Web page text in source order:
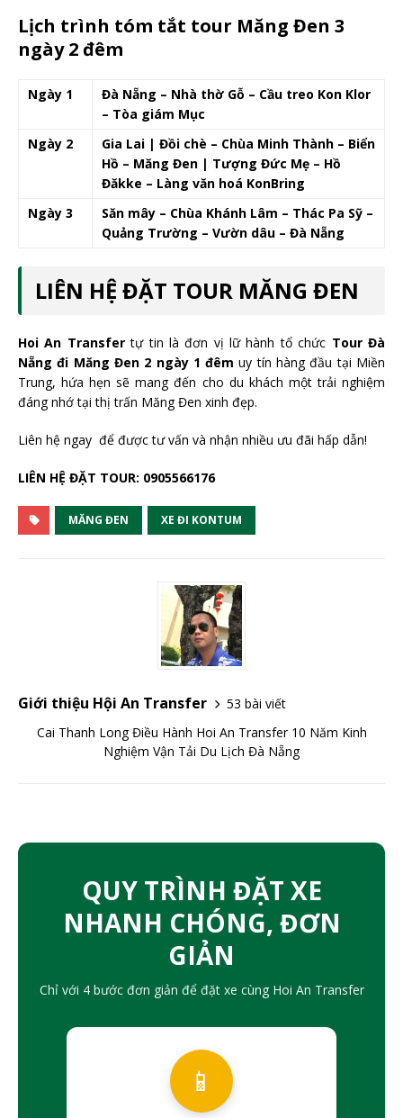
Lịch trình tóm tắt tour Măng Đen 3
ngày 2 đêm
Ngày 1
Đà Nẵng – Nhà thờ Gỗ – Cầu treo Kon Klor
– Tòa giám Mục
Ngày 2
Gia Lai | Đồi chè – Chùa Minh Thành – Biển
Hồ – Măng Đen | Tượng Đức Mẹ – Hồ
Đăkke – Làng văn hoá KonBring
Ngày 3
Săn mây – Chùa Khánh Lâm – Thác Pa Sỹ –
Quảng Trường – Vườn dâu – Đà Nẵng
LIÊN HỆ ĐẶT TOUR MĂNG ĐEN
Hoi An Transfertự tin là đơn vị lữ hành tổ chức Tour Đà
Nẵng đi Măng Đen 2 ngày 1 đêm uy tín hàng đầu tại Miền
Trung, hứa hẹn sẽ mang đến cho du khách một trải nghiệm
đáng nhớ tại thị trấn Măng Đen xinh đẹp.
Liên hệ ngay để được tư vấn và nhận nhiều ưu đãi hấp dẫn!
LIÊN HỆ ĐẶT TOUR: 0905566176
MĂNG ĐEN XE ĐI KONTUM
Giới thiệu Hội An Transfer
53 bài viết
Cai Thanh Long Điều Hành Hoi An Transfer 10 Năm Kinh
Nghiệm Vận Tải Du Lịch Đà Nẵng
QUY TRÌNH ĐẶT XE
NHANH CHÓNG, ĐƠN
GIẢN
Chỉ với 4 bước đơn giản để đặt xe cùng Hoi An Transfer
📱